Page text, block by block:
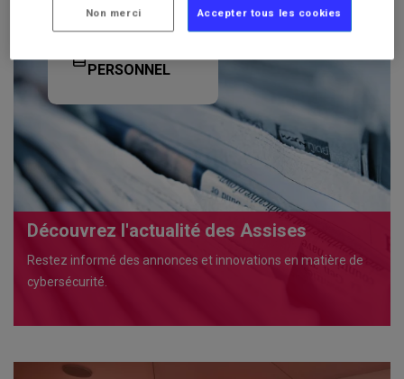
PERSONNEL
Découvrez l'actualité des Assises
Restez informé des annonces et innovations en matière de
cybersécurité.
Non merci Accepter tous les cookies